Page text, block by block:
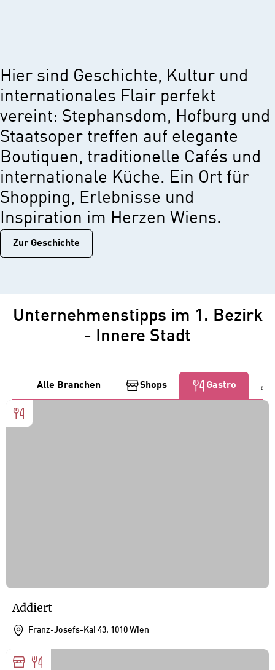
Hier sind Geschichte, Kultur und
internationales Flair perfekt
vereint: Stephansdom, Hofburg und
Staatsoper treffen auf elegante
Boutiquen, traditionelle Cafés und
internationale Küche. Ein Ort für
Shopping, Erlebnisse und
Inspiration im Herzen Wiens.
Zur Geschichtе
Unternehmenstipps im 1. Bezirk
- Innere Stadt
Alle Branchen Shops Gastro
Addiert
Franz-Josefs-Kai 43, 1010 Wien